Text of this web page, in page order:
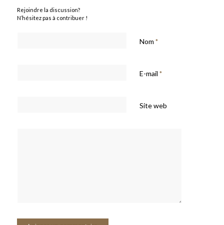
Rejoindre la discussion?
N’hésitez pas à contribuer !
Nom *
E-mail *
Site web